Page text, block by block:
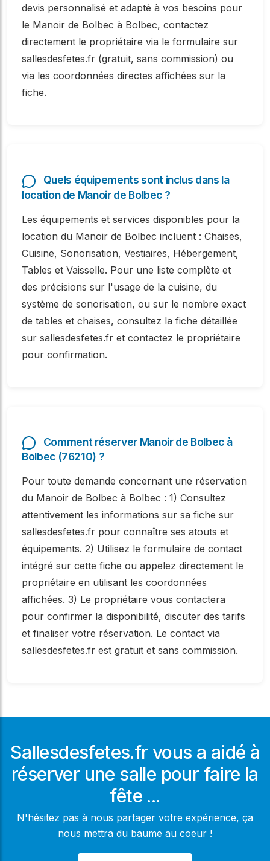
devis personnalisé et adapté à vos besoins pour
le Manoir de Bolbec à Bolbec, contactez
directement le propriétaire via le formulaire sur
sallesdesfetes.fr (gratuit, sans commission) ou
via les coordonnées directes affichées sur la
fiche.
Quels équipements sont inclus dans la
location de Manoir de Bolbec ?
Les équipements et services disponibles pour la
location du Manoir de Bolbec incluent : Chaises,
Cuisine, Sonorisation, Vestiaires, Hébergement,
Tables et Vaisselle. Pour une liste complète et
des précisions sur l'usage de la cuisine, du
système de sonorisation, ou sur le nombre exact
de tables et chaises, consultez la fiche détaillée
sur sallesdesfetes.fr et contactez le propriétaire
pour confirmation.
Comment réserver Manoir de Bolbec à
Bolbec (76210) ?
Pour toute demande concernant une réservation
du Manoir de Bolbec à Bolbec : 1) Consultez
attentivement les informations sur sa fiche sur
sallesdesfetes.fr pour connaître ses atouts et
équipements. 2) Utilisez le formulaire de contact
intégré sur cette fiche ou appelez directement le
propriétaire en utilisant les coordonnées
affichées. 3) Le propriétaire vous contactera
pour confirmer la disponibilité, discuter des tarifs
et finaliser votre réservation. Le contact via
sallesdesfetes.fr est gratuit et sans commission.
Sallesdesfetes.fr vous a aidé à
réserver une salle pour faire la
fête ...
N'hésitez pas à nous partager votre expérience, ça
nous mettra du baume au coeur !